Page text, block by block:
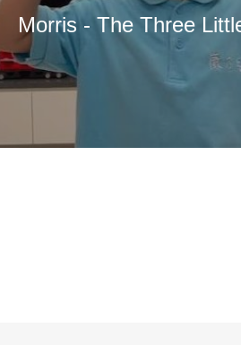
Morris - The Three